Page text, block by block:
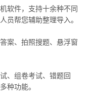
软件，支持十余种不同
员帮您辅助整理导入。
案、拍照搜题、悬浮窗
、组卷考试、错题回
种功能。